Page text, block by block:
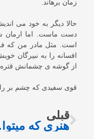
زمان برهاند.
حالا دیگر به خود می
دست ماست. اما ارمان
است. مثل مادر من که
افسانه را به نبیرگان
از گوشه ی چشمانش
قوی سفیدی که چشم بر
قبلی